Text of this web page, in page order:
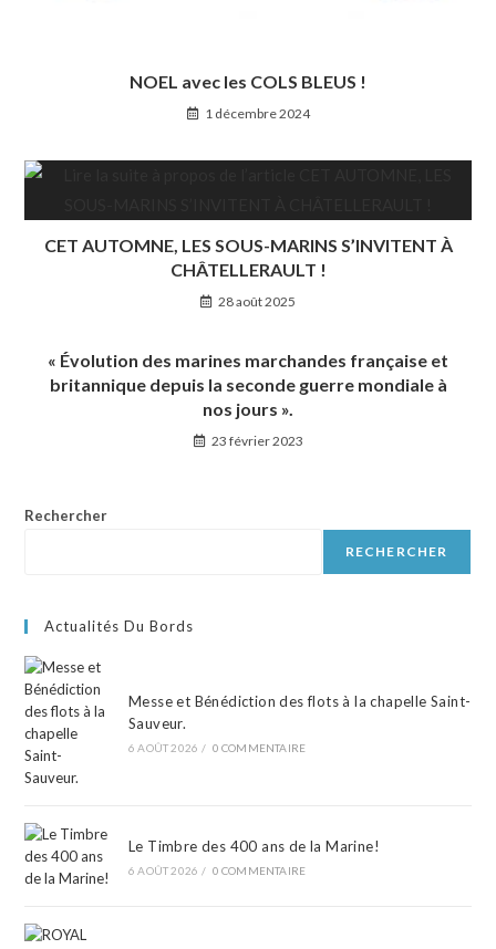
NOEL avec les COLS BLEUS !
1 décembre 2024
CET AUTOMNE, LES SOUS-MARINS S’INVITENT À
CHÂTELLERAULT !
28 août 2025
« Évolution des marines marchandes française et
britannique depuis la seconde guerre mondiale à
nos jours ».
23 février 2023
Rechercher
RECHERCHER
Actualités Du Bords
Messe et Bénédiction des flots à la chapelle Saint-
Sauveur.
6 AOÛT 2026 / 0 COMMENTAIRE
Le Timbre des 400 ans de la Marine!
6 AOÛT 2026 / 0 COMMENTAIRE